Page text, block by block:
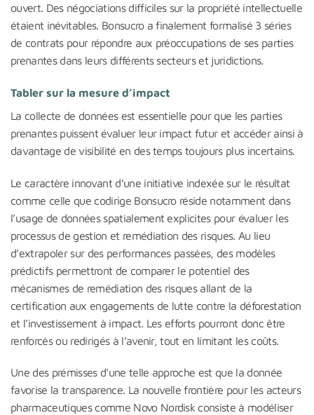
ouvert. Des négociations difficiles sur la propriété intellectuelle
étaient inévitables. Bonsucro a finalement formalisé 3 séries
de contrats pour répondre aux préoccupations de ses parties
prenantes dans leurs différents secteurs et juridictions.
Tabler sur la mesure d’impact
La collecte de données est essentielle pour que les parties
prenantes puissent évaluer leur impact futur et accéder ainsi à
davantage de visibilité en des temps toujours plus incertains.
Le caractère innovant d’une initiative indexée sur le résultat
comme celle que codirige Bonsucro réside notamment dans
l’usage de données spatialement explicites pour évaluer les
processus de gestion et remédiation des risques. Au lieu
d’extrapoler sur des performances passées, des modèles
prédictifs permettront de comparer le potentiel des
mécanismes de remédiation des risques allant de la
certification aux engagements de lutte contre la déforestation
et l’investissement à impact. Les efforts pourront donc être
renforcés ou redirigés à l’avenir, tout en limitant les coûts.
Une des prémisses d’une telle approche est que la donnée
favorise la transparence. La nouvelle frontière pour les acteurs
pharmaceutiques comme Novo Nordisk consiste à modéliser